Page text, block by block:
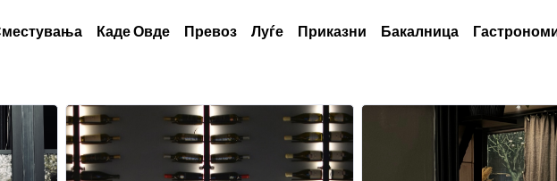
Каде Овде Превоз Луѓе Приказни Бакалница